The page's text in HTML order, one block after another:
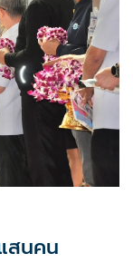
สนคน